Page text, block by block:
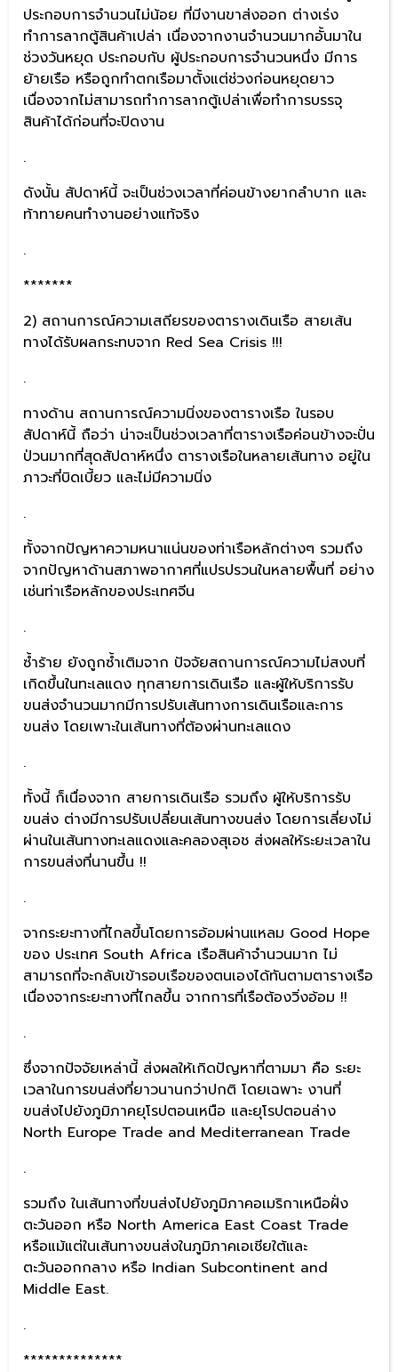
ประกอบการจำนวนไม่น้อย ที่มีงานขาส่งออก ต่างเร่ง
ทำการลากตู้สินค้าเปล่า เนื่องจากงานจำนวนมากอั้นมาใน
ช่วงวันหยุด ประกอบกับ ผู้ประกอบการจำนวนหนึ่ง มีการ
ย้ายเรือ หรือถูกทำตกเรือมาตั้งแต่ช่วงก่อนหยุดยาว
เนื่องจากไม่สามารถทำการลากตู้เปล่าเพื่อทำการบรรจุ
สินค้าได้ก่อนที่จะปิดงาน
.
ดังนั้น สัปดาห์นี้ จะเป็นช่วงเวลาที่ค่อนข้างยากลำบาก และ
ท้าทายคนทำงานอย่างแท้จริง
.
*******
2) สถานการณ์ความเสถียรของตารางเดินเรือ สายเส้น
ทางได้รับผลกระทบจาก Red Sea Crisis !!!
.
ทางด้าน สถานการณ์ความนิ่งของตารางเรือ ในรอบ
สัปดาห์นี้ ถือว่า น่าจะเป็นช่วงเวลาที่ตารางเรือค่อนข้างจะปั่น
ป่วนมากที่สุดสัปดาห์หนึ่ง ตารางเรือในหลายเส้นทาง อยู่ใน
ภาวะที่บิดเบี้ยว และไม่มีความนิ่ง
.
ทั้งจากปัญหาความหนาแน่นของท่าเรือหลักต่างๆ รวมถึง
จากปัญหาด้านสภาพอากาศที่แปรปรวนในหลายพื้นที่ อย่าง
เช่นท่าเรือหลักของประเทศจีน
.
ซ้ำร้าย ยังถูกซ้ำเติมจาก ปัจจัยสถานการณ์ความไม่สงบที่
เกิดขึ้นในทะเลแดง ทุกสายการเดินเรือ และผู้ให้บริการรับ
ขนส่งจำนวนมากมีการปรับเส้นทางการเดินเรือและการ
ขนส่ง โดยเพาะในเส้นทางที่ต้องผ่านทะเลแดง
.
ทั้งนี้ ก็เนื่องจาก สายการเดินเรือ รวมถึง ผู้ให้บริการรับ
ขนส่ง ต่างมีการปรับเปลี่ยนเส้นทางขนส่ง โดยการเลี่ยงไม่
ผ่านในเส้นทางทะเลแดงและคลองสุเอช ส่งผลให้ระยะเวลาใน
การขนส่งที่นานขึ้น !!
.
จากระยะทางที่ไกลขึ้นโดยการอ้อมผ่านแหลม Good Hope
ของ ประเทศ South Africa เรือสินค้าจำนวนมาก ไม่
สามารถที่จะกลับเข้ารอบเรือของตนเองได้ทันตามตารางเรือ
เนื่องจากระยะทางที่ไกลขึ้น จากการที่เรือต้องวิ่งอ้อม !!
.
ซึ่งจากปัจจัยเหล่านี้ ส่งผลให้เกิดปัญหาที่ตามมา คือ ระยะ
เวลาในการขนส่งที่ยาวนานกว่าปกติ โดยเฉพาะ งานที่
ขนส่งไปยังภูมิภาคยุโรปตอนเหนือ และยุโรปตอนล่าง
North Europe Trade and Mediterranean Trade
.
รวมถึง ในเส้นทางที่ขนส่งไปยังภูมิภาคอเมริกาเหนือฝั่ง
ตะวันออก หรือ North America East Coast Trade
หรือแม้แต่ในเส้นทางขนส่งในภูมิภาคเอเชียใต้และ
ตะวันออกกลาง หรือ Indian Subcontinent and
Middle East.
.
**************